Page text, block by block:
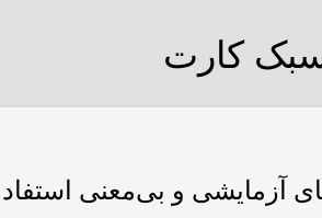
کارت
آزمایشی و بی‌معنی